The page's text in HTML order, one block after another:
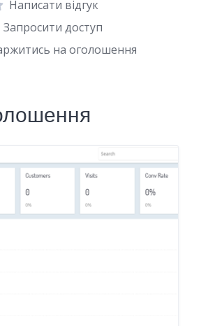
Написати відгук
Запросити доступ
на оголошення